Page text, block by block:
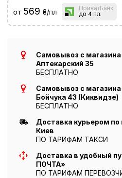
от 569 ₴/пл
ПриватБанк
до 4 пл.
Самовывоз с магазина
Аптекарский 35
БЕСПЛАТНО
Самовывоз с магазина
Бойчука 43 (Киквидзе)
БЕСПЛАТНО
Доставка курьером по
Киев
ПО ТАРИФАМ ТАКСИ
Доставка в удобный
ПОЧТА»
ПО ТАРИФАМ